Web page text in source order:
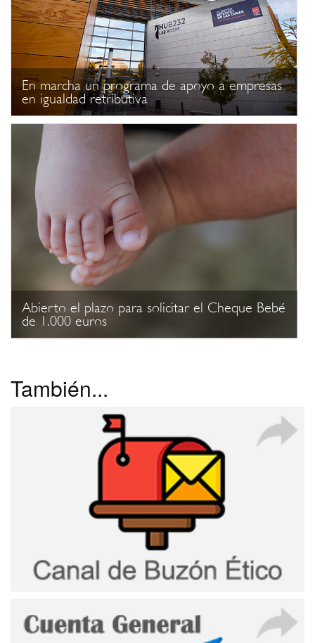
En marcha un programa de apoyo a empresas
en igualdad retributiva
Abierto el plazo para solicitar el Cheque Bebé
de 1.000 euros
También...